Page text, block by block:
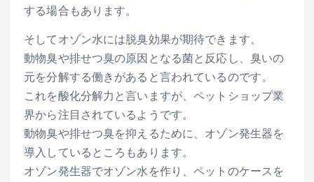
する場合もあります。
そしてオゾン水には脱臭効果が期待できます。
動物臭や排せつ臭の原因となる菌と反応し、臭いの
元を分解する働きがあると言われているのです。
これを酸化分解力と言いますが、ペットショップ業
界から注目されているようです。
動物臭や排せつ臭を抑えるために、オゾン発生器を
導入しているところもあります。
オゾン発生器でオゾン水を作り、ペットのケースを